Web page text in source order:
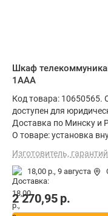
Шкаф
1ААА
Код товара: 10650565.
доступен для
Доставка по Минску и
О товаре: установка
защиты IP20, ВхШхГ:
Изготовитель,
18,00 р., 9 августа
2 270,95р.